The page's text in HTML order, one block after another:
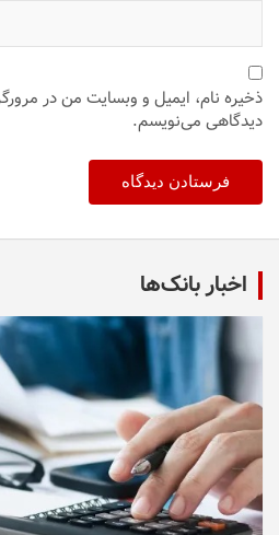
ذخیره نام، ایمیل و وبسایت من در
دیدگاهی می‌نویسم.
اخبار بانک‌ها